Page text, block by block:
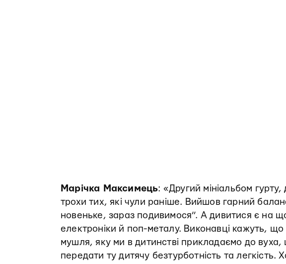
Марічка Максимець: «Другий мініальбом
трохи тих, які чули раніше. Вийшов гарний
новеньке, зараз подивимося”. А дивитися є на
електроніки й поп-металу. Виконавці кажуть, що
мушля, яку ми в дитинстві прикладаємо до
передати ту дитячу безтурботність та